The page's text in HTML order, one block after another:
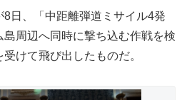
8日、「中距離弾道ミサイル4発
周辺へ同時に撃ち込む作戦を検
けて飛び出したものだ。